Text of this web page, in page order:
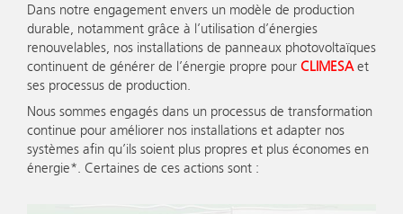
Dans notre engagement envers un modèle de production
durable, notamment grâce à l’utilisation d’énergies
renouvelables, nos installations de panneaux photovoltaïques
continuent de générer de l’énergie propre pour CLIMESAet
ses processus de production.
Nous sommes engagés dans un processus de transformation
continue pour améliorer nos installations et adapter nos
systèmes afin qu’ils soient plus propres et plus économes en
énergie*. Certaines de ces actions sont :